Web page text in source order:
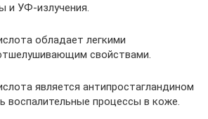
и УФ-излучения.
обладает легкими
свойствами.
является антипростагландином
воспалительные процессы в коже.